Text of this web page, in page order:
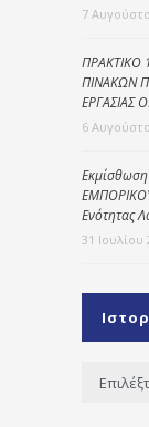
7
ΠΡΑΚΤΙΚΟ
ΠΙΝΑΚΩΝ
ΕΡΓΑΣΙΑΣ
6
Εκμίσθωση
Ενότητας
31 Ιουλίου
Ιστορικό